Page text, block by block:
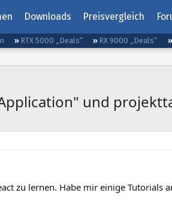
Downloads Preisvergleich
RTX 5000 „Deals“ RX 9000 „Deals“
und
zu lernen. Habe mir einige Tutorials